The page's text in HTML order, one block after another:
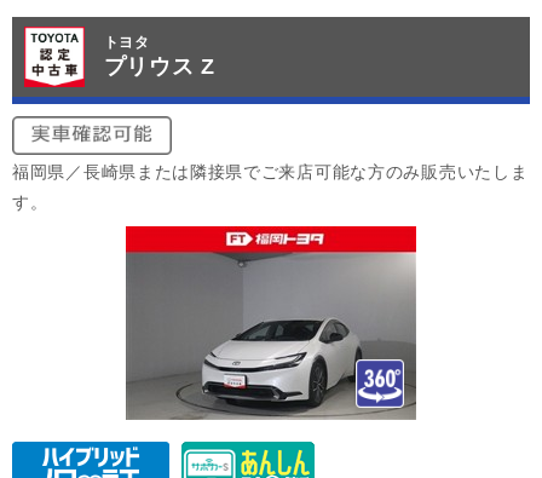
トヨタ
プリウス Z
福岡県／長崎県または隣接県でご来店可能な方のみ販売いたしま
す。